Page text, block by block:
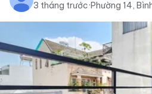
3 tháng trước·Phường 14,